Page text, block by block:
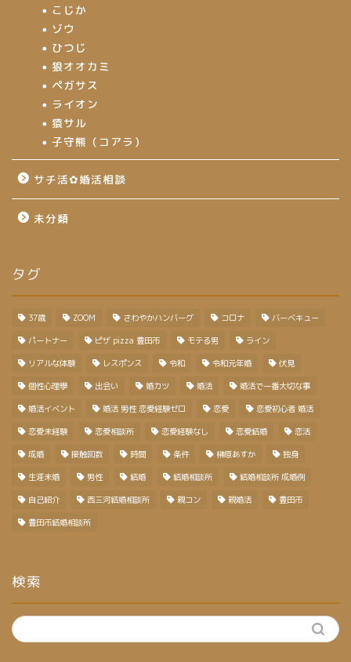
こじか
ゾウ
ひつじ
狼オオカミ
ペガサス
ライオン
猿サル
子守熊（コアラ）
サチ活✿婚活相談
未分類
タグ
37歳 ZOOM さわやかハンバーグ コロナ バーベキュー
パートナー ピザ pizza 豊田市 モテる男 ライン
リアルな体験 レスポンス 令和 令和元年婚 伏見
個性心理學 出会い 婚カツ 婚活 婚活で一番大切な事
婚活イベント 婚活 男性 恋愛経験ゼロ 恋愛 恋愛初心者 婚活
恋愛未経験 恋愛相談所 恋愛経験なし 恋愛結婚 恋活
成婚 接触回数 時間 条件 榊原あすか 独身
生涯未婚 男性 結婚 結婚相談所 結婚相談所 成婚例
自己紹介 西三河結婚相談所 親コン 親婚活 豊田市
豊田市結婚相談所
検索